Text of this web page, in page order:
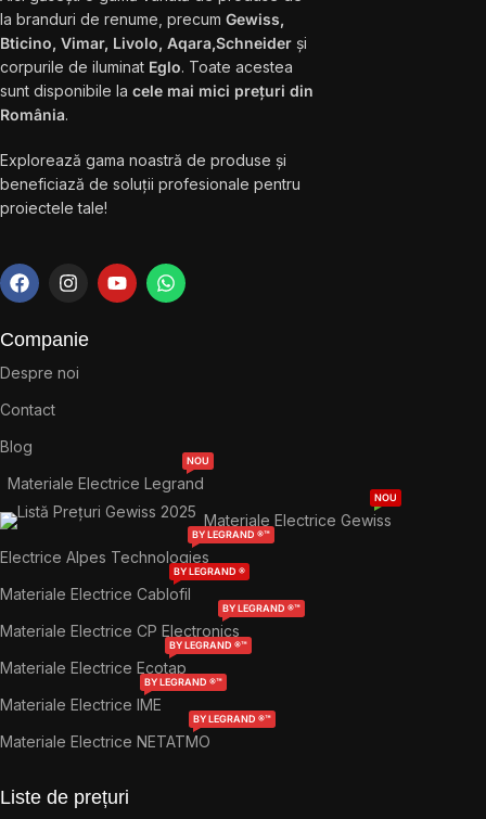
la branduri de renume, precum Gewiss,
Bticino, Vimar, Livolo, Aqara,Schneider și
corpurile de iluminat Eglo. Toate acestea
sunt disponibile la cele mai mici prețuri din
România.
Explorează gama noastră de produse și
beneficiază de soluții profesionale pentru
proiectele tale!
Companie
Despre noi
Contact
Blog
Materiale Electrice Legrand
NOU
Materiale Electrice Gewiss
NOU
Electrice Alpes Technologies
BY LEGRAND ®™
Materiale Electrice Cablofil
BY LEGRAND ®
Materiale Electrice CP Electronics
BY LEGRAND ®™
Materiale Electrice Ecotap
BY LEGRAND ®™
Materiale Electrice IME
BY LEGRAND ®™
Materiale Electrice NETATMO
BY LEGRAND ®™
Liste de prețuri